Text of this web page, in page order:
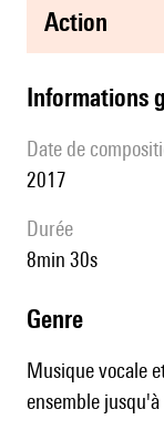
action
informations
date de
2017
durée
8min 30s
genre
Musique vocale
ensemble